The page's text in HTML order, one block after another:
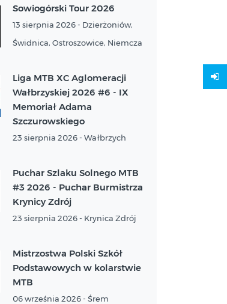
Sowiogórski Tour 2026
13 sierpnia 2026 - Dzierżoniów,
Świdnica, Ostroszowice, Niemcza
Liga MTB XC Aglomeracji
Wałbrzyskiej 2026 #6 - IX
Memoriał Adama
Szczurowskiego
23 sierpnia 2026 - Wałbrzych
Puchar Szlaku Solnego MTB
#3 2026 - Puchar Burmistrza
Krynicy Zdrój
23 sierpnia 2026 - Krynica Zdrój
Mistrzostwa Polski Szkół
Podstawowych w kolarstwie
MTB
06 września 2026 - Śrem